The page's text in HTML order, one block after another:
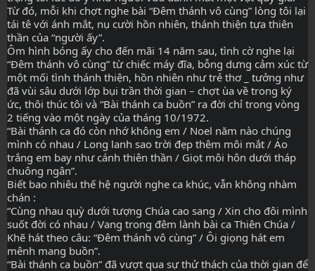
Từ đó, mỗi khi chợt nghe bài “Đêm thánh vô cùng” lòng tôi lại
tái tê với ánh mắt, nụ cười hồn nhiên, thánh thiện tựa thiên
thần của “người ấy”.
Ôm hình bóng ấy cho đến mãi 14 năm sau, tình cờ nghe lại
“Đêm thánh vô cùng” từ chiếc máy đĩa, bỗng dưng cảm xúc từ
một mối tình thánh thiện, hồn nhiên như trẻ thơ _ tưởng như
đã vùi sâu dưới lớp bụi trần thời gian – chợt ùa về trong ký
ức, thôi thúc tôi và “Bài thánh ca buồn” ra đời chỉ trong vòng
2 tiếng vào một ngày của tháng 10/1972.
“Bài thánh ca đó còn nhớ không em / Noel năm nào chúng
mình có nhau / Long lanh sao trời đẹp thêm môi mắt / Áo
trắng em bay như cánh thiên thần / Giọt môi hôn dưới tháp
chuông ngân”.
Biết bao nhiêu thế hệ người nghe ca khúc, vẫn không nhàm
chán :
“Cùng nhau quỳ dưới tượng Chúa cao sang / Xin cho đôi mình
suốt đời có nhau / Vang trong đêm lành bài ca Thiên Chúa /
Khẽ hát theo câu: “Đêm thánh vô cùng” / Ôi giọng hát em
mênh mang buồn”.
“Bài thánh ca buồn” đã vượt qua sự thử thách của thời gian để